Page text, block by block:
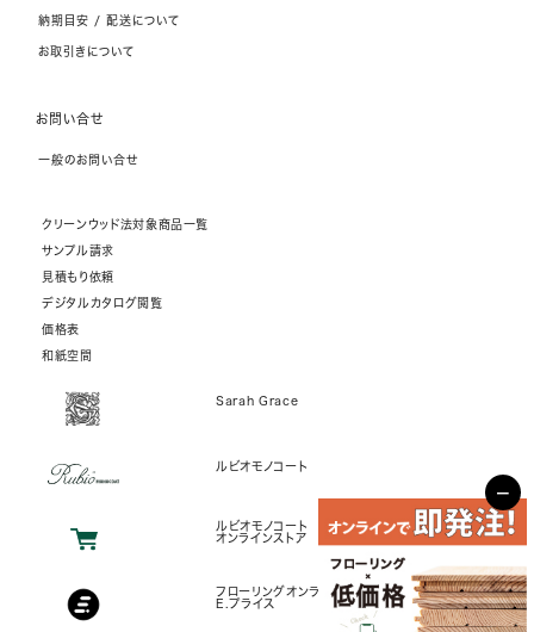
納期目安 / 配送について
お取引きについて
お問い合せ
一般のお問い合せ
クリーンウッド法対象商品一覧
サンプル請求
見積もり依頼
デジタルカタログ閲覧
価格表
和紙空間
Sarah Grace
ルビオモノコート
ルビオモノコート
オンラインストア
フローリングオンラインストア
E.プライス
−